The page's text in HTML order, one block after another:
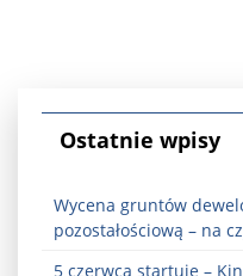
Ostatnie wpisy
Wycena gruntów
pozostałościową – na
5 czerwca startuje –